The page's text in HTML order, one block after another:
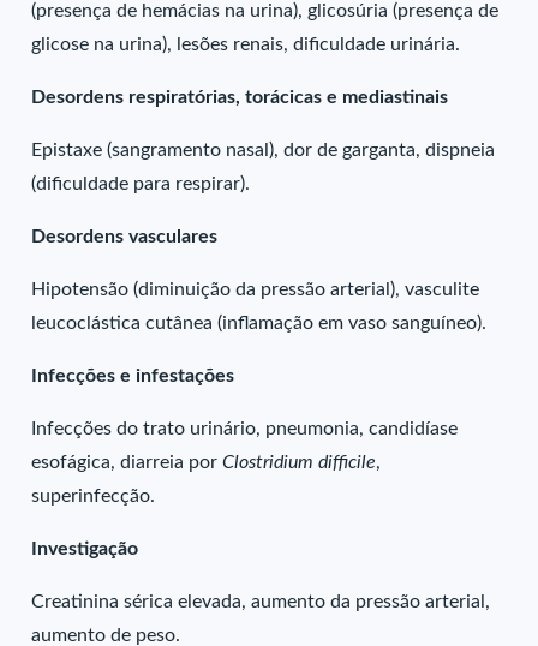
(presença de hemácias na urina), glicosúria (presença de
glicose na urina), lesões renais, dificuldade urinária.
Desordens respiratórias, torácicas e mediastinais
Epistaxe (sangramento nasal), dor de garganta, dispneia
(dificuldade para respirar).
Desordens vasculares
Hipotensão (diminuição da pressão arterial), vasculite
leucoclástica cutânea (inflamação em vaso sanguíneo).
Infecções e infestações
Infecções do trato urinário, pneumonia, candidíase
esofágica, diarreia porClostridium difficile,
superinfecção.
Investigação
Creatinina sérica elevada, aumento da pressão arterial,
aumento de peso.